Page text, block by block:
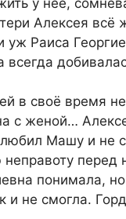
у неё,
Алексея всё
уж Раиса
в своё время
с женой…
Машу и не
перед
понимала,
и не смогла.